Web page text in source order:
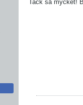
Tack så mycket!